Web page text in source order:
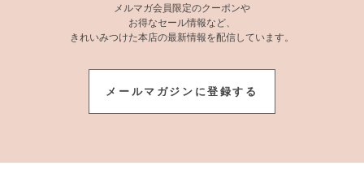
メルマガ会員限定のクーポンや
お得なセール情報など、
きれいみつけた本店の最新情報を配信しています。
メールマガジンに登録する